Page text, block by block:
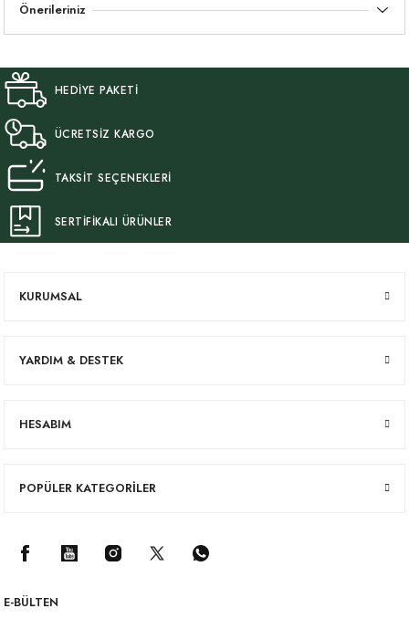
Önerileriniz
HEDİYE PAKETİ
ÜCRETSİZ KARGO
TAKSİT SEÇENEKLERİ
SERTİFİKALI ÜRÜNLER
KURUMSAL
YARDIM & DESTEK
HESABIM
POPÜLER KATEGORİLER
E-BÜLTEN